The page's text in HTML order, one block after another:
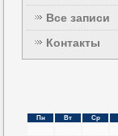
Все записи
Контакты
Пн Вт Ср